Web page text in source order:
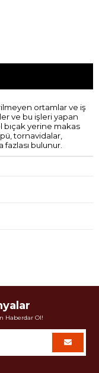
ortamlar ve iş
ve bu işleri yapan
yerine makas
tornavidalar,
bulunur.
Haberdar Ol!